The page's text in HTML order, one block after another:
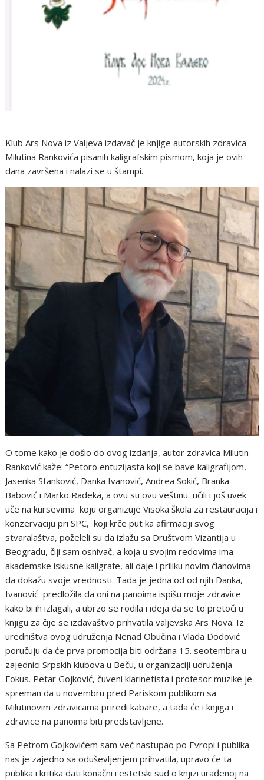
Klub Ars Nova iz Valjeva izdavač je knjige autorskih zdravica
Milutina Rankovića pisanih kaligrafskim pismom, koja je ovih
dana završena i nalazi se u štampi.
O tome kako je došlo do ovog izdanja, autor zdravica Milutin
Ranković kaže: “Petoro entuzijasta koji se bave kaligrafijom,
Jasenka Stanković, Danka Ivanović, Andrea Sokić, Branka
Babović i Marko Radeka, a ovu su ovu veštinu učili i još uvek
uče na kursevima koju organizuje Visoka škola za restauracija i
konzervaciju pri SPC, koji krče put ka afirmaciji svog
stvaralaštva, poželeli su da izlažu sa Društvom Vizantija u
Beogradu, čiji sam osnivač, a koja u svojim redovima ima
akademske iskusne kaligrafe, ali daje i priliku novim članovima
da dokažu svoje vrednosti. Tada je jedna od od njih Danka,
Ivanović predložila da oni na panoima ispišu moje zdravice
kako bi ih izlagali, a ubrzo se rodila i ideja da se to pretoči u
knjigu za čije se izdavaštvo prihvatila valjevska Ars Nova. Iz
uredništva ovog udruženja Nenad Obučina i Vlada Dodović
poručuju da će prva promocija biti održana 15. seotembra u
zajednici Srpskih klubova u Beču, u organizaciji udruženja
Fokus. Petar Gojković, čuveni klarinetista i profesor muzike je
spreman da u novembru pred Pariskom publikom sa
Milutinovim zdravicama priredi kabare, a tada će i knjiga i
zdravice na panoima biti predstavljene.
Sa Petrom Gojkovićem sam već nastupao po Evropi i publika
nas je zajedno sa oduševljenjem prihvatila, upravo će ta
publika i kritika dati konačni i estetski sud o knjizi urađenoj na